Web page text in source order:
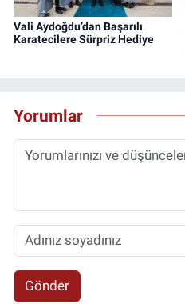
Vali Aydoğdu’dan Başarılı
Karatecilere Sürpriz Hediye
Yorumlar
Gönder